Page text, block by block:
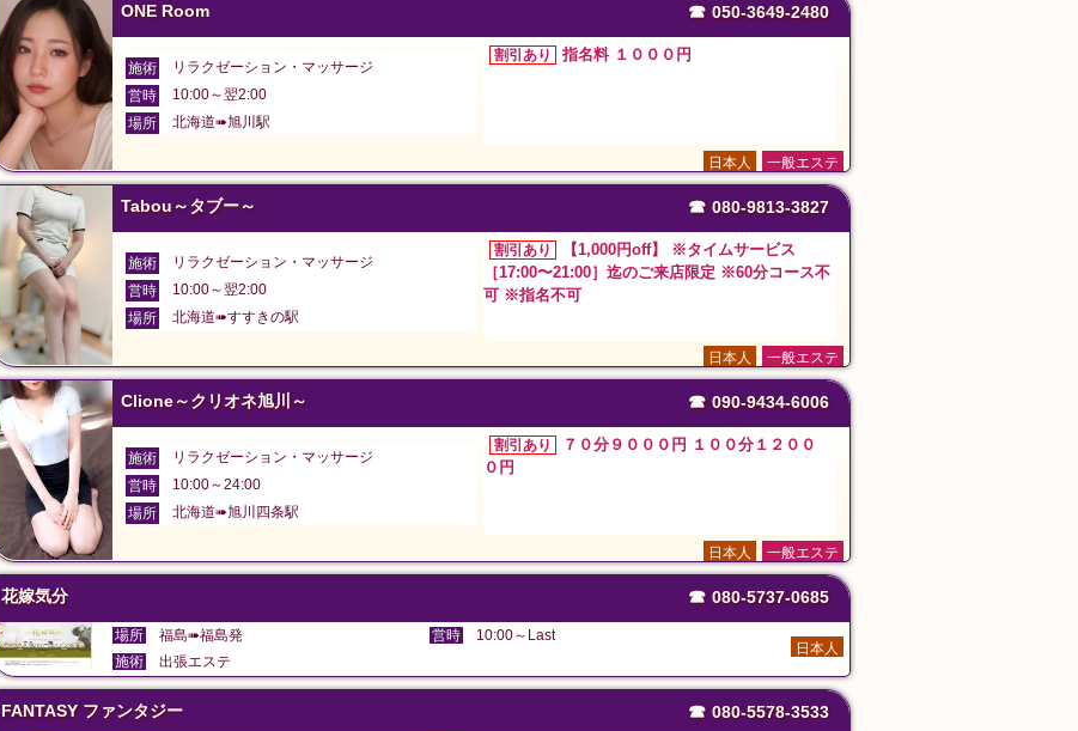
ONE Room ☎ 050-3649-2480
施術
リラクゼーション・マッサージ
営時
10:00～翌2:00
場所
北海道➠旭川駅
割引あり 指名料 １０００円
一般エステ
日本人
Tabou～タブー～ ☎ 080-9813-3827
施術
リラクゼーション・マッサージ
営時
10:00～翌2:00
場所
北海道➠すすきの駅
割引あり
【1,000円off】 ※タイムサービス
［17:00〜21:00］迄のご来店限定 ※60分コース不
可 ※指名不可
一般エステ
日本人
Clione～クリオネ旭川～ ☎ 090-9434-6006
施術
リラクゼーション・マッサージ
営時
10:00～24:00
場所
北海道➠旭川四条駅
割引あり
７０分９０００円 １００分１２００
０円
一般エステ
日本人
花嫁気分 ☎ 080-5737-0685
場所 福島➠福島発 営時 10:00～Last
日本人
施術 出張エステ
FANTASY ファンタジー ☎ 080-5578-3533